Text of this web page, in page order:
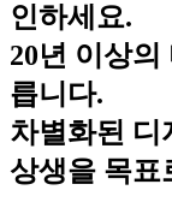
인하세요.
20년 이상
릅니다.
차별화된 디
상생을 목표